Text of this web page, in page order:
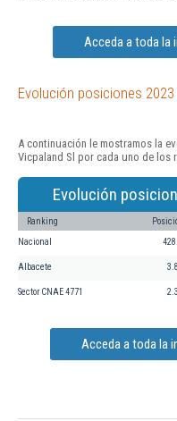
Acceda a toda la
Evolución posiciones 2023
A continuación le mostramos la
Vicpaland Sl por cada uno de los
Evolución
Ranking
Nacional
Albacete
Sector CNAE 4771
Acceda a toda la